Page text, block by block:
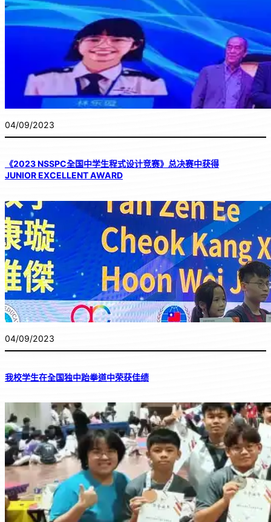
04/09/2023
《2023 NSSPC全国中学生程式设计竞赛》总决赛中获得
JUNIOR EXCELLENT AWARD
04/09/2023
我校学生在全国独中跆拳道中荣获佳绩